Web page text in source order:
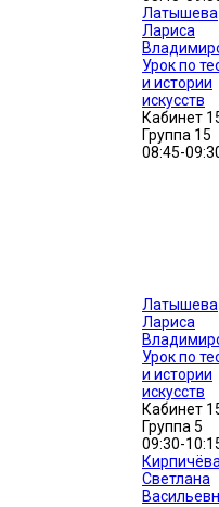
Латышева
Лариса
Урок по
и истории
искусств
Кабинет
Группа 15
08:45-
Латышева
Лариса
Урок по
и истории
искусств
Кабинет
Группа 5
09:30-
Светлана